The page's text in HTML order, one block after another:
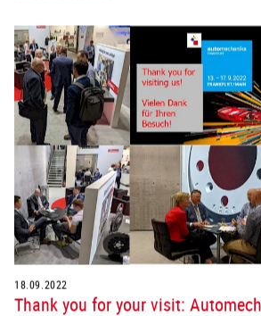
18.09.2022
Thank you for your visit: